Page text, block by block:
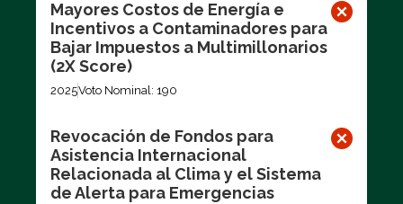
Mayores Costos de Energía e
Incentivos a Contaminadores para
Bajar Impuestos a Multimillonarios
(2X Score)
2025Voto Nominal: 190
Revocación de Fondos para
Asistencia Internacional
Relacionada al Clima y el Sistema
de Alerta para Emergencias